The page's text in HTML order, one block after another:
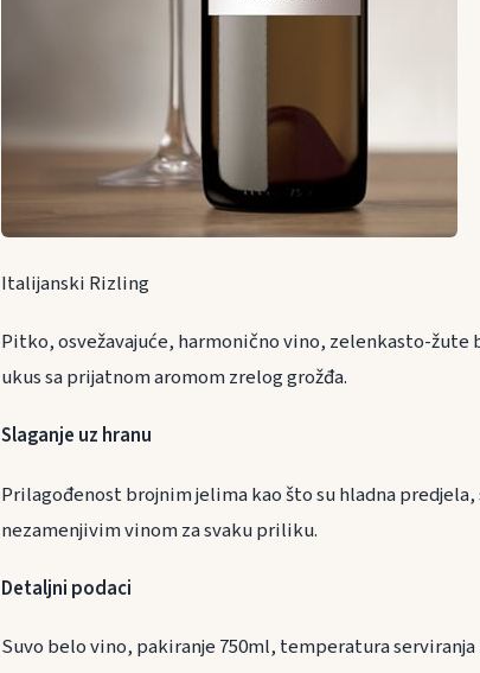
Italijanski Rizling
Pitko, osvežavajuće, harmonično vino, zelenkasto-
ukus sa prijatnom aromom zrelog grožđa.
Slaganje uz hranu
Prilagođenost brojnim jelima kao što su hladna
nezamenjivim vinom za svaku priliku.
Detaljni podaci
Suvo belo vino, pakiranje 750ml, temperatura serviranja